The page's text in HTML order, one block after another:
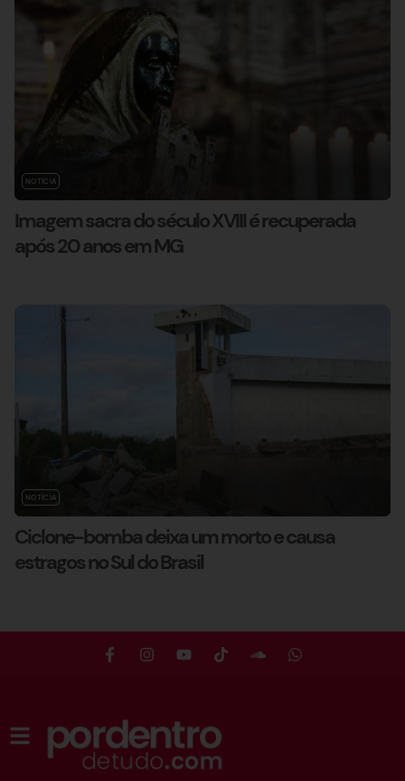
NOTÍCIA
Imagem sacra do século XVIII é recuperada
após 20 anos em MG
NOTÍCIA
Ciclone-bomba deixa um morto e causa
estragos no Sul do Brasil